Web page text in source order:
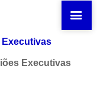
Executivas
Executivas